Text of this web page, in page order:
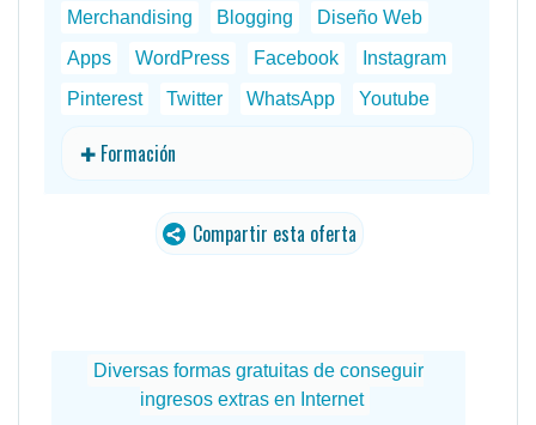
Merchandising
Blogging
Diseño Web
Apps
WordPress Facebook
Instagram
Pinterest
Twitter WhatsApp Youtube
✚ Formación
Compartir esta oferta